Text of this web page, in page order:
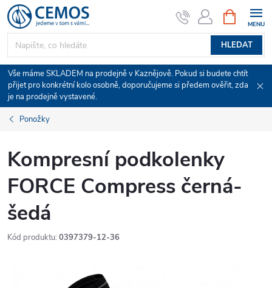
Přejít
na
obsah
HLEDAT
NÁKUPNÍ
KOŠÍK
Vše máme SKLADEM na prodejně v Kaznějově. Pokud si budete chtít
přijet pro konkrétní kolo osobně, doporučujeme si předem ověřit, zda
je na prodejně vystavené.
Ponožky
Kompresní podkolenky
FORCE Compress černá-
šedá
Kód produktu: 0397379-12-36